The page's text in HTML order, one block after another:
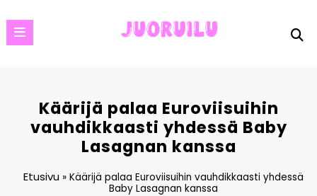
to
content
Käärijä palaa Euroviisuihin
vauhdikkaasti yhdessä Baby
Lasagnan kanssa
Etusivu» Käärijä palaa Euroviisuihin vauhdikkaasti yhdessä
Baby Lasagnan kanssa